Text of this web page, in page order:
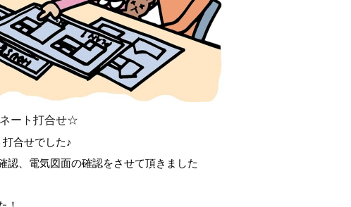
ート打合せ☆
合せでした♪
認、電気図面の確認をさせて頂きました